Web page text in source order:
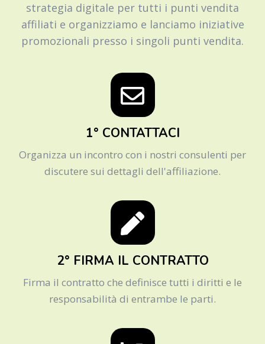
strategia digitale per tutti i punti vendita
affiliati e organizziamo e lanciamo iniziative
promozionali presso i singoli punti vendita.
1° CONTATTACI
Organizza un incontro con i nostri consulenti per
discutere sui dettagli dell'affiliazione.
2° FIRMA IL CONTRATTO
Firma il contratto che definisce tutti i diritti e le
responsabilità di entrambe le parti.